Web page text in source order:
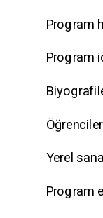
Program
Program
Yerel
Program